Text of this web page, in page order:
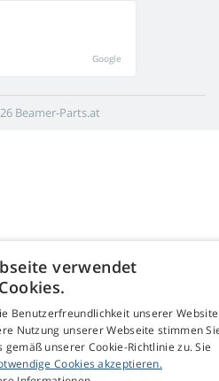
Google
Beamer-Parts.at
verwendet
Cookies.
Benutzerfreundlichkeit unserer Website
Nutzung unserer Webseite stimmen
gemäß unserer Cookie-Richtlinie zu. Sie
Cookies akzeptieren.